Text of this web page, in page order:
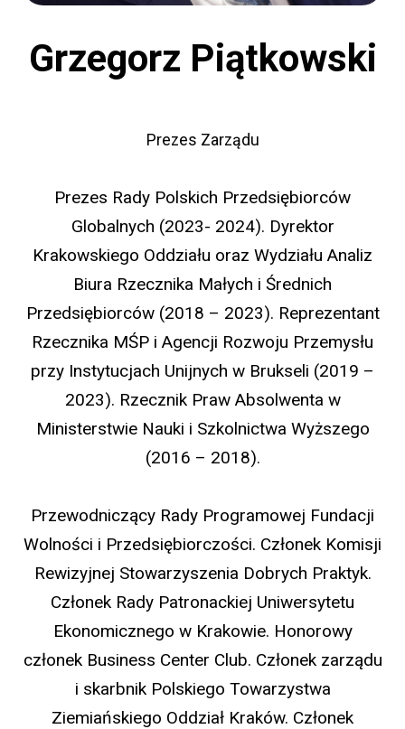
Grzegorz Piątkowski
Prezes Zarządu
Prezes Rady Polskich Przedsiębiorców
Globalnych (2023- 2024). Dyrektor
Krakowskiego Oddziału oraz Wydziału Analiz
Biura Rzecznika Małych i Średnich
Przedsiębiorców (2018 – 2023). Reprezentant
Rzecznika MŚP i Agencji Rozwoju Przemysłu
przy Instytucjach Unijnych w Brukseli (2019 –
2023). Rzecznik Praw Absolwenta w
Ministerstwie Nauki i Szkolnictwa Wyższego
(2016 – 2018).
Przewodniczący Rady Programowej Fundacji
Wolności i Przedsiębiorczości. Członek Komisji
Rewizyjnej Stowarzyszenia Dobrych Praktyk.
Członek Rady Patronackiej Uniwersytetu
Ekonomicznego w Krakowie. Honorowy
członek Business Center Club. Członek zarządu
i skarbnik Polskiego Towarzystwa
Ziemiańskiego Oddział Kraków. Członek